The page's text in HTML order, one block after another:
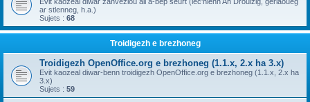
ar stlenneg, h.a.)
Sujets : 68
Troidigezh e brezhoneg
Troidigezh OpenOffice.org e brezhoneg (1.1.x, 2.x ha 3.x)
Evit kaozeal diwar-benn troidigezh OpenOffice.org e brezhoneg (1.1.x, 2.x ha
3.x)
Sujets : 59